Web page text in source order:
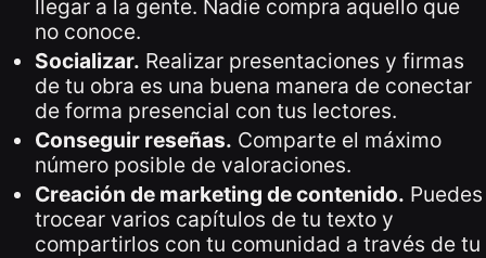
llegar a la gente. Nadie compra aquello que
no conoce.
Socializar. Realizar presentaciones y firmas
de tu obra es una buena manera de conectar
de forma presencial con tus lectores.
Conseguir reseñas. Comparte el máximo
número posible de valoraciones.
Creación de marketing de contenido. Puedes
trocear varios capítulos de tu texto y
compartirlos con tu comunidad a través de tu